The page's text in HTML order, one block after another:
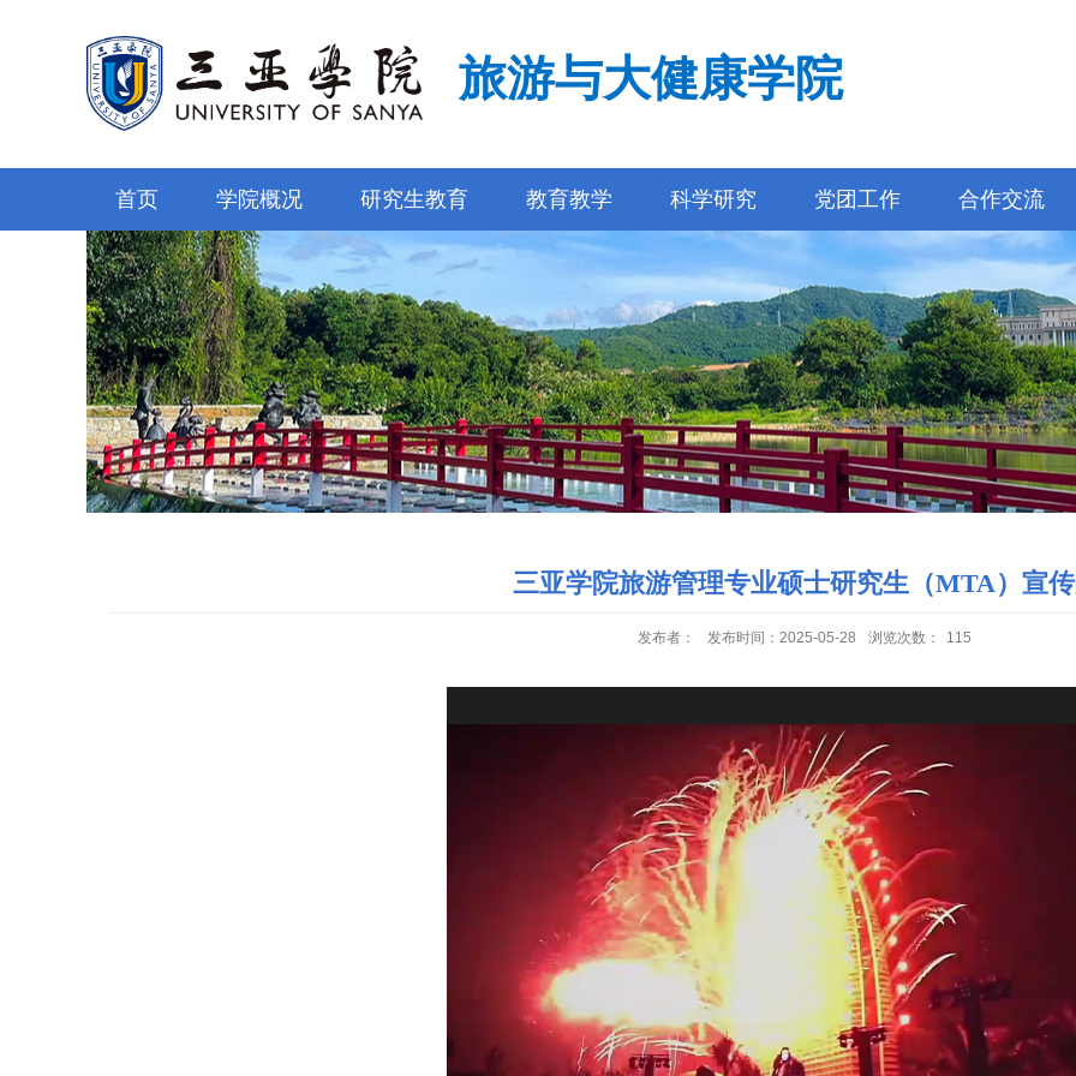
旅游与大健康学院
首页 学院概况 研究生教育 教育教学 科学研究 党团工作 合作交流
三亚学院旅游管理专业硕士研究生（MTA）宣
发布者： 发布时间：2025-05-28 浏览次数： 115